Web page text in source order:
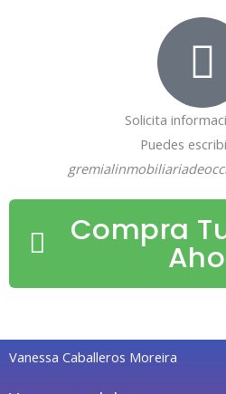
Solicita
Puedes
Compra
Vanessa Caballeros Moreira